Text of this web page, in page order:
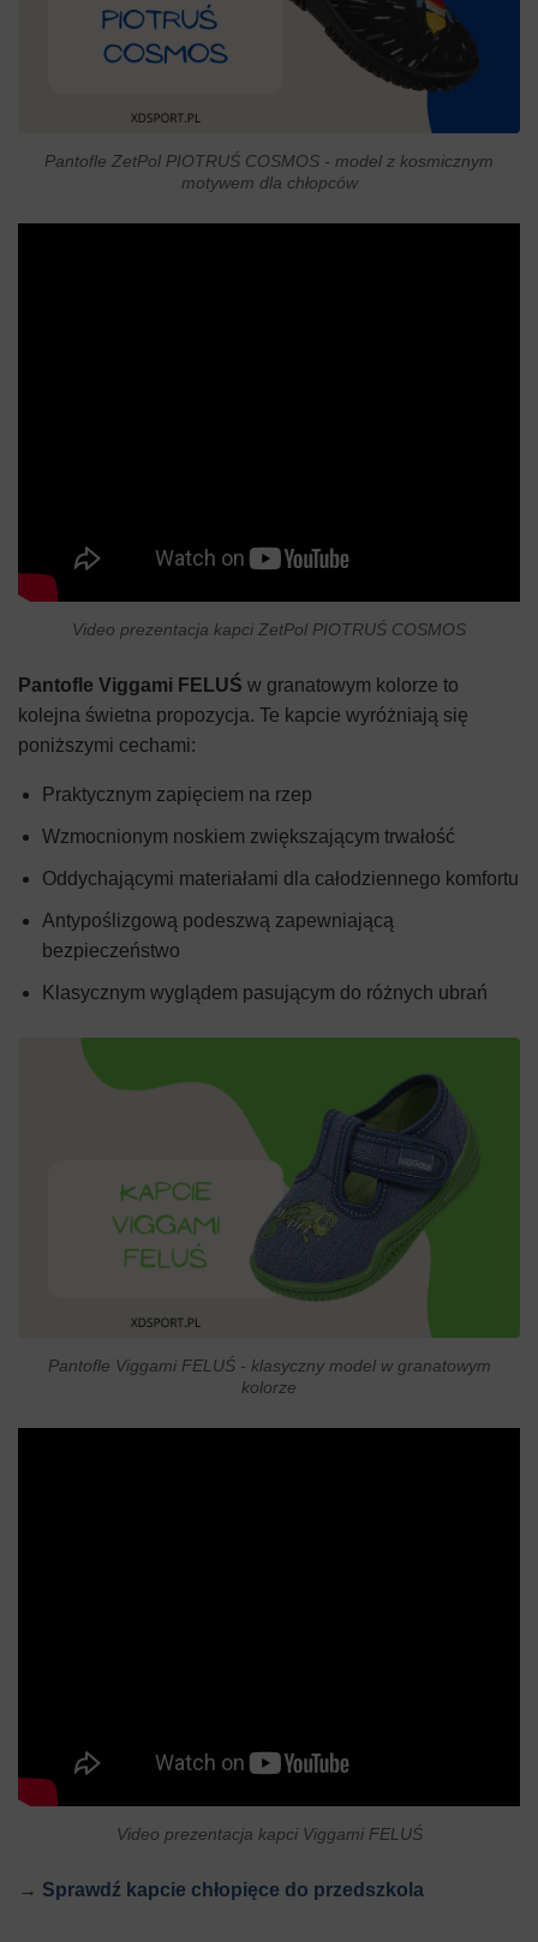
Pantofle ZetPol PIOTRUŚ COSMOS - model z kosmicznym
motywem dla chłopców
Video prezentacja kapci ZetPol PIOTRUŚ COSMOS
Pantofle Viggami FELUŚ w granatowym kolorze to
kolejna świetna propozycja. Te kapcie wyróżniają się
poniższymi cechami:
Praktycznym zapięciem na rzep
Wzmocnionym noskiem zwiększającym trwałość
Oddychającymi materiałami dla całodziennego komfortu
Antypoślizgową podeszwą zapewniającą
bezpieczeństwo
Klasycznym wyglądem pasującym do różnych ubrań
Pantofle Viggami FELUŚ - klasyczny model w granatowym
kolorze
Video prezentacja kapci Viggami FELUŚ
→ Sprawdź kapcie chłopięce do przedszkola